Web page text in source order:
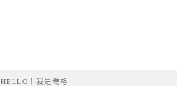
HELLO！我是瑪格